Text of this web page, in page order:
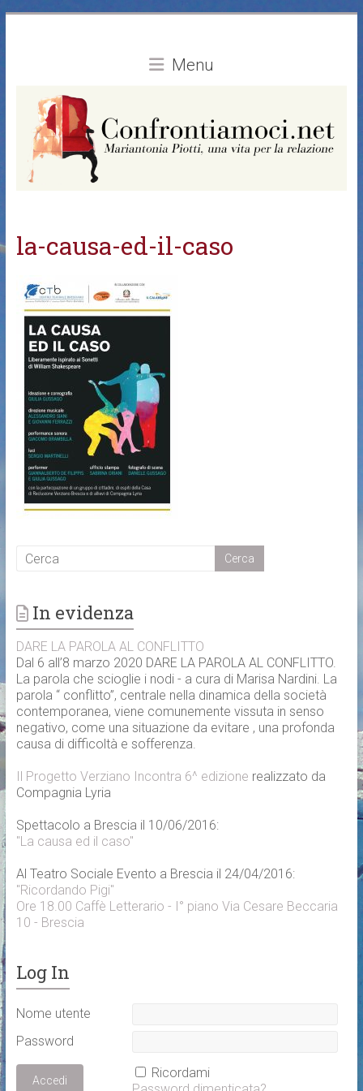
Menu
la-causa-ed-il-caso
In evidenza
DARE LA PAROLA AL CONFLITTO
Dal 6 all’8 marzo 2020 DARE LA PAROLA AL CONFLITTO.
La parola che scioglie i nodi - a cura di Marisa Nardini. La
parola “ conflitto”, centrale nella dinamica della società
contemporanea, viene comunemente vissuta in senso
negativo, come una situazione da evitare , una profonda
causa di difficoltà e sofferenza.
Il Progetto Verziano Incontra 6^ edizione realizzato da
Compagnia Lyria
Spettacolo a Brescia il 10/06/2016:
"La causa ed il caso"
Al Teatro Sociale Evento a Brescia il 24/04/2016:
"Ricordando Pigi"
Ore 18.00 Caffè Letterario - I° piano Via Cesare Beccaria
10 - Brescia
Log In
Nome utente
Password
Ricordami